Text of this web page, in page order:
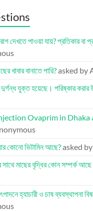
দেখতে পাওয়া যায়? প্রতিকার বা
খাবার বানাতে পারি?asked by
যুক্ত হয়েছে। পরিষ্কার করার
Ovaprim in Dhaka
কোনো ভিটামিন আছে?asked
সাথে মাছের বৃদ্ধির কোন সম্পর্ক আছে
হ্যাচারী ও চাষ ব্যবস্থাপনা